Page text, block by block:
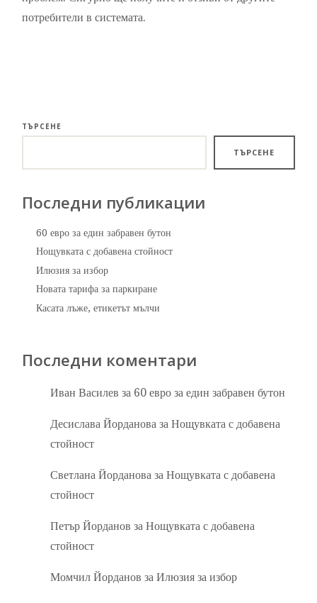
потребители в системата.
ТЪРСЕНЕ
ТЪРСЕНЕ
Последни публикации
60 евро за един забравен бутон
Нощувката с добавена стойност
Илюзия за избор
Новата тарифа за паркиране
Касата лъже, етикетът мълчи
Последни коментари
Иван Василев за 60 евро за един забравен бутон
Десислава Йорданова заНощувката с добавена
стойност
Светлана Йорданова заНощувката с добавена
стойност
Петър Йорданов заНощувката с добавена
стойност
Момчил Йорданов заИлюзия за избор